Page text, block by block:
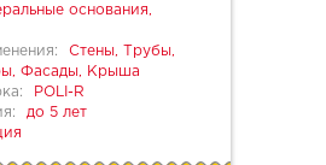
основания,
Стены, Трубы,
Фасады, Крыша
POLI-R
до 5 лет